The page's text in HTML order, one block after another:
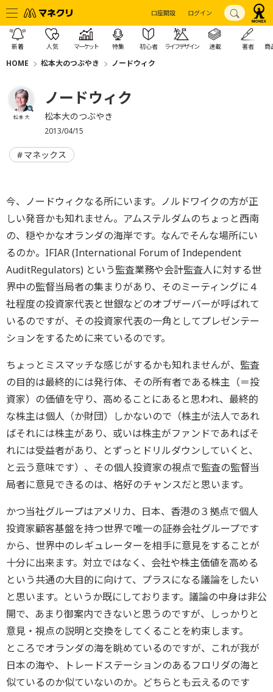
口座開設 ログイン
新着 人気 マーケット 特集 初心者 ライフデザイン 連載 著者 商
HOME 松本大のつぶやき ノードウィク
松本 大
ノードウィク
松本大のつぶやき
2013/04/15
マネックス
今、ノードウィクなる所にいます。ノルドワイクの方が正
しい発音かも知れません。アムステルダムのちょっと西南
の、穏やかなオランダの海岸です。なんでそんな場所にい
るのか。IFIAR (International Forum of Independent
AuditRegulators) という監査業務や会計監査人に対する世
界中の監督当局者の集まりがあり、そのミーティングに４
社程度の投資家代表と世銀などのオブザーバーが呼ばれて
いるのですが、その投資家代表の一角としてプレゼンテー
ションをするために来ているのです。
ちょっとミスマッチな感じがするかも知れませんが、監査
の目的は最終的には発行体、その所有者である株主（＝投
資家）の価値を守り、高めることにあると思われ、最終的
な株主は個人（か財団）しかないので（株主が法人であれ
ばそれには株主があり、或いは株主がファンドであればそ
れには受益者があり、とずっとドリルダウンしていくと、
と云う意味です）、その個人投資家の視点で監査の監督当
局者に意見できるのは、格好のチャンスだと思います。
かつ当社グループはアメリカ、日本、香港の３拠点で個人
投資家顧客基盤を持つ世界で唯一の証券会社グループです
から、世界中のレギュレーターを相手に意見をすることが
十分に出来ます。対立ではなく、会社や株主価値を高める
という共通の大目的に向けて、プラスになる議論をしたい
と思います。というか既にしております。議論の中身は非公
開で、あまり御案内できないと思うのですが、しっかりと
意見・視点の説明と交換をしてくることを約束します。
ところでオランダの海を眺めているのですが、これが我が
日本の海や、トレードステーションのあるフロリダの海と
似ているのか似ていないのか。どちらとも云えるのです